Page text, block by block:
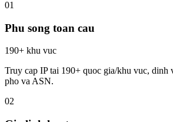
01
Phu song toan cau
190+ khu vuc
Truy cap IP tai 190+ quoc gia/khu vuc, dinh
pho va ASN.
02